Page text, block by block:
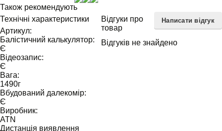
Також рекомендують
Технічні характеристики
Артикул:
Балістичний калькулятор:
Є
Відеозапис:
Є
Вага:
1490г
Вбудований далекомір:
Є
Виробник:
ATN
Дистанція виявлення
Відгуки про
товар
Написати відгук
Відгуків не знайдено